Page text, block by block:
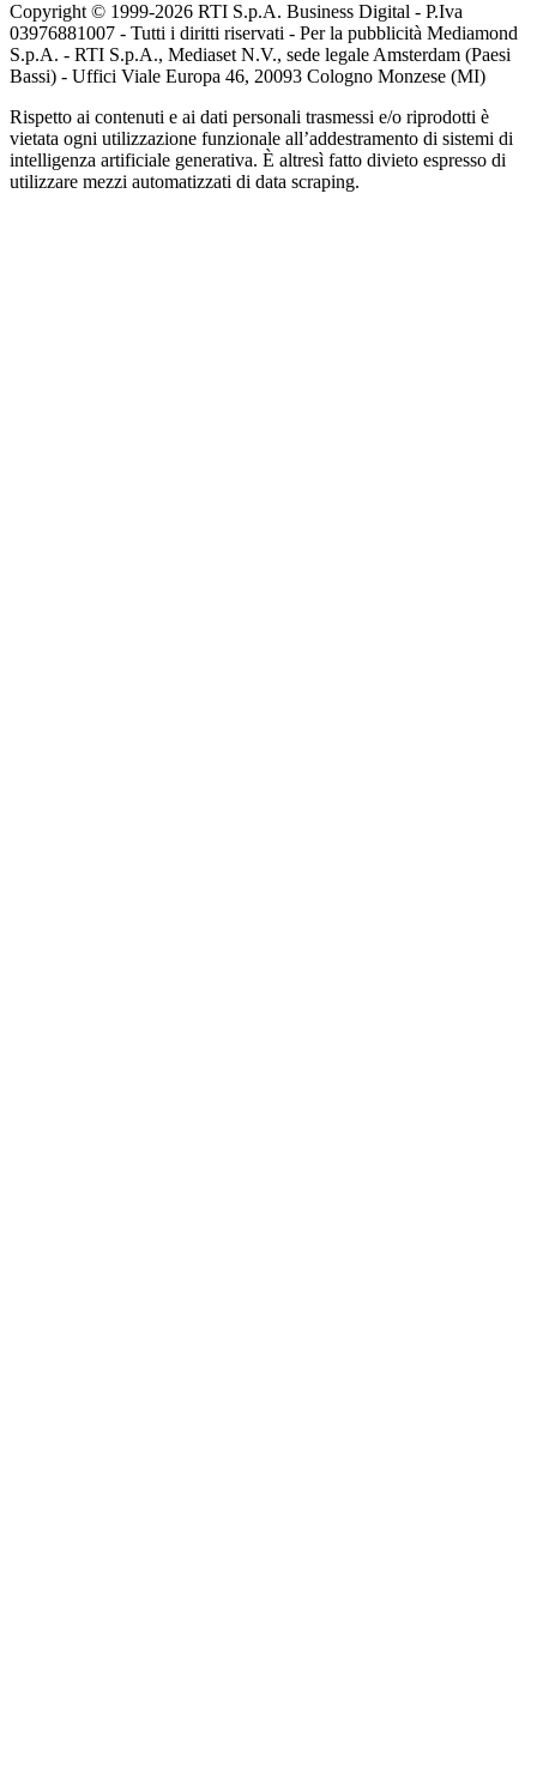
Copyright © 1999-2026 RTI S.p.A. Business Digital - P.Iva
03976881007 - Tutti i diritti riservati - Per la pubblicità Mediamond
S.p.A. - RTI S.p.A., Mediaset N.V., sede legale Amsterdam (Paesi
Bassi) - Uffici Viale Europa 46, 20093 Cologno Monzese (MI)
Rispetto ai contenuti e ai dati personali trasmessi e/o riprodotti è
vietata ogni utilizzazione funzionale all’addestramento di sistemi di
intelligenza artificiale generativa. È altresì fatto divieto espresso di
utilizzare mezzi automatizzati di data scraping.